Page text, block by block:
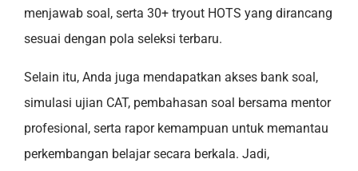
menjawab soal, serta 30+ tryout HOTS yang dirancang
sesuai dengan pola seleksi terbaru.
Selain itu, Anda juga mendapatkan akses bank soal,
simulasi ujian CAT, pembahasan soal bersama mentor
profesional, serta rapor kemampuan untuk memantau
perkembangan belajar secara berkala. Jadi,